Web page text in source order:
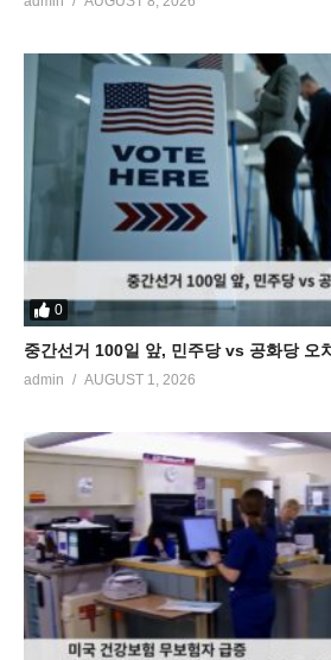
0
중간선거 100일 앞, 민주당 vs 공화당 오
admin AUGUST 1, 2026